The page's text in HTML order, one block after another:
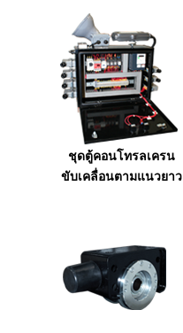
ชุดตู้คอนโทรลเครน
ขับเคลื่อนตามแนวยาว